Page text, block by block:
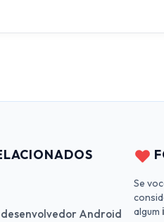
Android
Se
algum